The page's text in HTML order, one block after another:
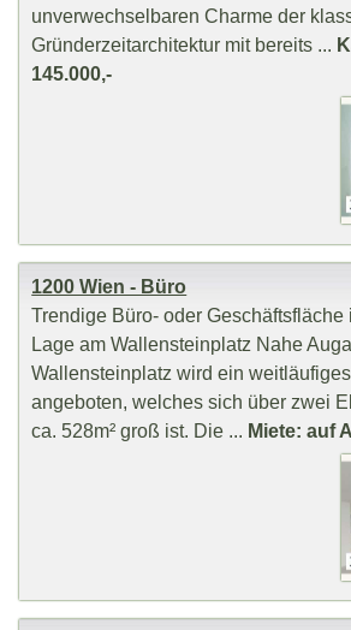
unverwechselbaren Charme der
Gründerzeitarchitektur mit bereits ...
145.000,-
1200 Wien - Büro
Trendige Büro- oder Geschäftsfläche
Lage am Wallensteinplatz Nahe
Wallensteinplatz wird ein
angeboten, welches sich über zwei
ca. 528m² groß ist. Die ... Miete: auf